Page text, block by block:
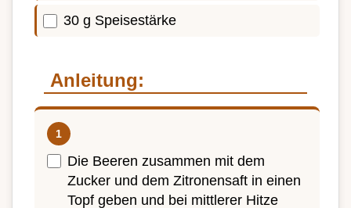
30 g Speisestärke
Anleitung:
Die Beeren zusammen mit dem
Zucker und dem Zitronensaft in einen
Topf geben und bei mittlerer Hitze